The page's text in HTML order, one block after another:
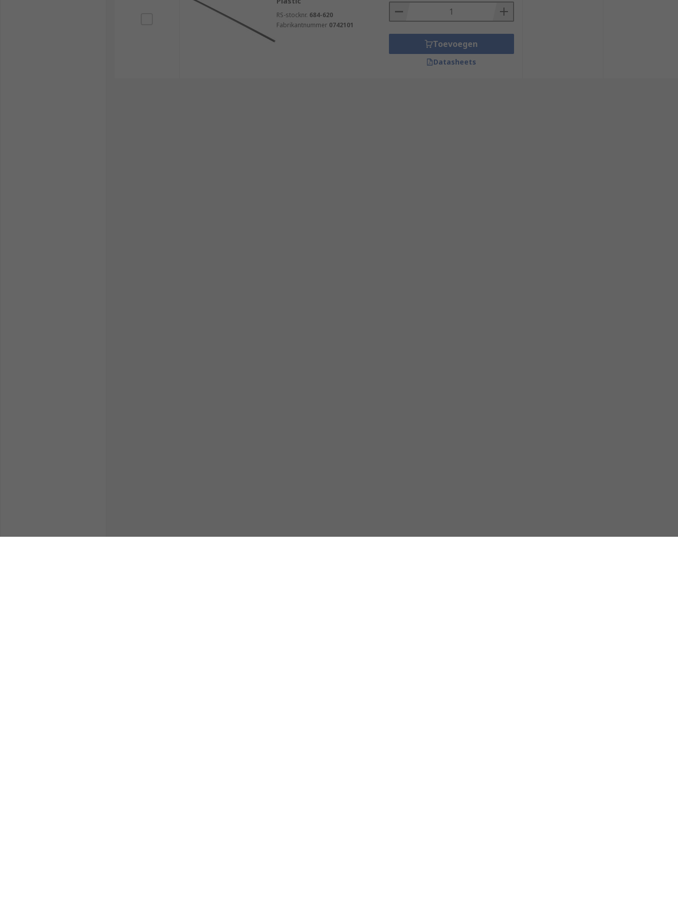
RS-stocknr. 684-620
Fabrikantnummer 0742101
Toevoegen
Datasheets